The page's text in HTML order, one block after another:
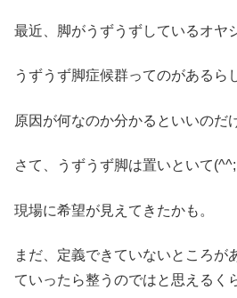
最近、脚がうずうずしているオヤ
うずうず脚症候群ってのがあるら
原因が何なのか分かるといいのだ
さて、うずうず脚は置いといて
現場に希望が見えてきたかも。
まだ、定義できていないところが
ていったら整うのではと思えるく